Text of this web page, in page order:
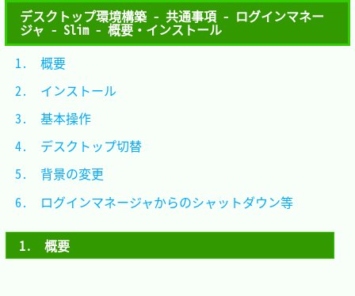
デスクトップ環境構築 - 共通事項 - ログインマネー
ジャ - Slim - 概要・インストール
1.　概要